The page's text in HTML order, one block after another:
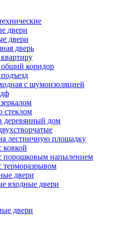
двери
двери
дверь
общий коридор
с шумоизоляцией
стеклом
деревянный дом
лестничную площадку
ковкой
порошковым напылением
терморазрывом
двери
входные двери
двери